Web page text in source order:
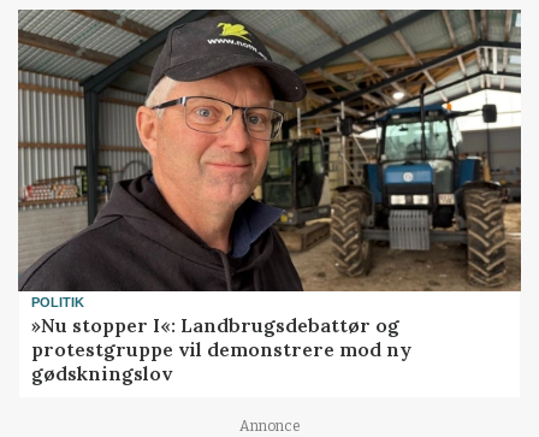
POLITIK
»Nu stopper I«: Landbrugsdebattør og
protestgruppe vil demonstrere mod ny
gødskningslov
Annonce